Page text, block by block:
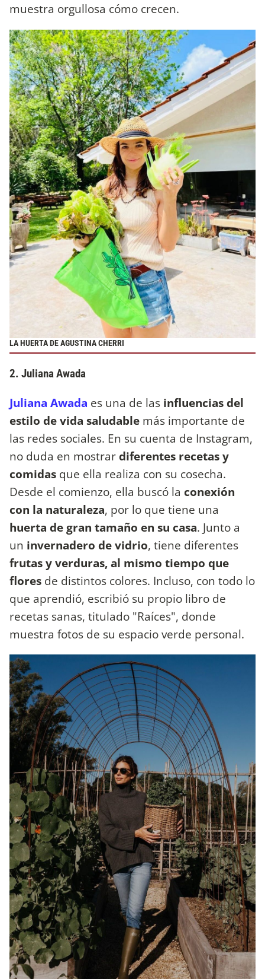
muestra orgullosa cómo crecen.
LA HUERTA DE AGUSTINA CHERRI
2. Juliana Awada
Juliana Awada es una de las influencias del
estilo de vida saludable más importante de
las redes sociales. En su cuenta de Instagram,
no duda en mostrardiferentes recetas y
comidas que ella realiza con su cosecha.
Desde el comienzo, ella buscó la conexión
con la naturaleza, por lo que tiene una
huerta de gran tamaño en su casa. Junto a
un invernadero de vidrio, tiene diferentes
frutas y verduras, al mismo tiempo que
flores de distintos colores. Incluso, con todo lo
que aprendió, escribió su propio libro de
recetas sanas, titulado "Raíces", donde
muestra fotos de su espacio verde personal.